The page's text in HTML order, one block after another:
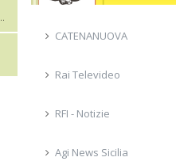
CATENANUOVA
Rai Televideo
RFI - Notizie
Agi News Sicilia